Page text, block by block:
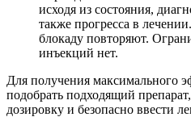
исходя из состояния,
также прогресса в
блокаду повторяют.
инъекций нет.
Для получения максимального
подобрать подходящий
дозировку и безопасно ввести